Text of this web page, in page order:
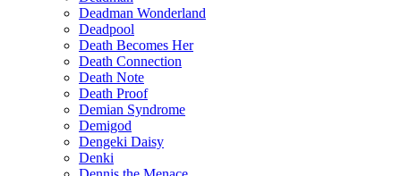
Deadman Wonderland
Deadpool
Death Becomes Her
Death Connection
Death Note
Death Proof
Demian Syndrome
Demigod
Dengeki Daisy
Denki